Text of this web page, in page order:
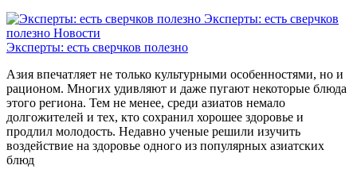
Эксперты: есть сверчков
полезно Новости
Эксперты: есть сверчков полезно
Азия впечатляет не только культурными особенностями, но и
рационом. Многих удивляют и даже пугают некоторые блюда
этого региона. Тем не менее, среди азиатов немало
долгожителей и тех, кто сохранил хорошее здоровье и
продлил молодость. Недавно ученые решили изучить
воздействие на здоровье одного из популярных азиатских
блюд